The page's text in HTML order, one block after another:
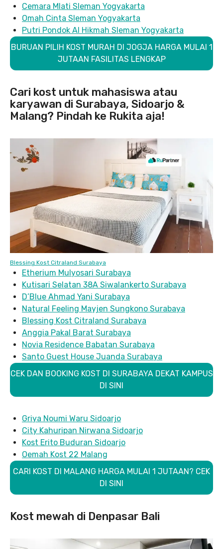
Cemara Mlati Sleman Yogyakarta
Omah Cinta Sleman Yogyakarta
Putri Pondok Al Hikmah Sleman Yogyakarta
BURUAN PILIH KOST MURAH DI JOGJA HARGA MULAI 1
JUTAAN FASILITAS LENGKAP
Cari kost untuk mahasiswa atau
karyawan di Surabaya, Sidoarjo &
Malang? Pindah ke Rukita aja!
Blessing Kost Citraland Surabaya
Etherium Mulyosari Surabaya
Kutisari Selatan 38A Siwalankerto Surabaya
D’Blue Ahmad Yani Surabaya
Natural Feeling Mayjen Sungkono Surabaya
Blessing Kost Citraland Surabaya
Anggia Pakal Barat Surabaya
Novia Residence Babatan Surabaya
Santo Guest House Juanda Surabaya
CEK DAN BOOKING KOST DI SURABAYA DEKAT KAMPUS
DI SINI
Griya Noumi Waru Sidoarjo
City Kahuripan Nirwana Sidoarjo
Kost Erito Buduran Sidoarjo
Oemah Kost 22 Malang
CARI KOST DI MALANG HARGA MULAI 1 JUTAAN? CEK
DI SINI
Kost mewah di Denpasar Bali